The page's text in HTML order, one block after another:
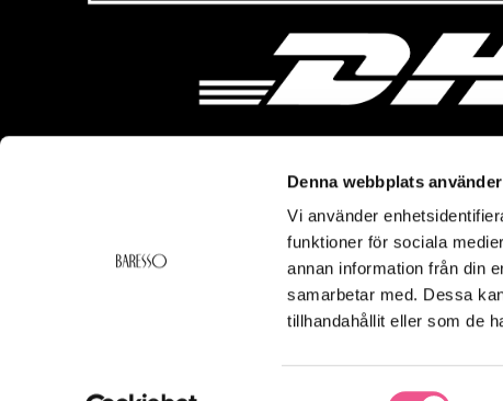
Denna webbplats
Vi använder
funktioner för sociala
annan information från din
samarbetar med. Dessa
tillhandahållit eller som de
Samtyckesval
Kontakt
Om
Baresso
Om
Cookiepolicy
Smspolicy